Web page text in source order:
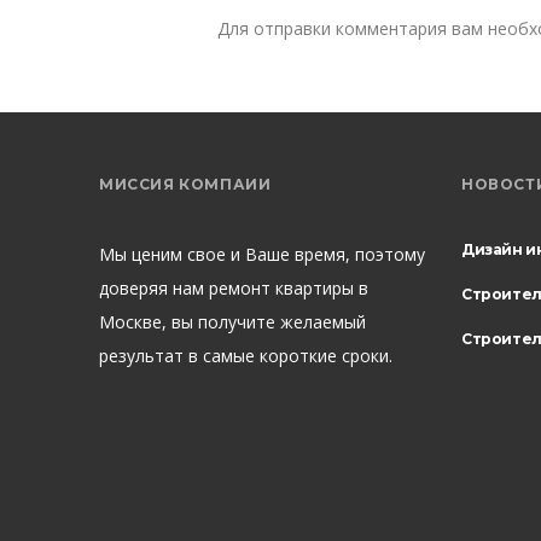
Для отправки комментария вам
МИССИЯ КОМПАИИ
Мы ценим свое и Ваше время, поэтому
доверяя нам ремонт квартиры в
Москве, вы получите желаемый
результат в самые короткие сроки.
Дизайн